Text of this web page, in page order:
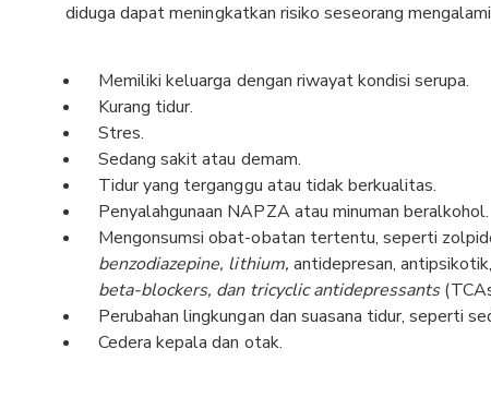
diduga dapat meningkatkan risiko seseorang
Memiliki keluarga dengan riwayat kondisi serupa.
Kurang tidur.
Stres.
Sedang sakit atau demam.
Tidur yang terganggu atau tidak berkualitas.
Penyalahgunaan NAPZA atau minuman beralkohol.
Mengonsumsi obat-obatan tertentu, seperti
benzodiazepine, lithium, antidepresan, antipsikotik,
beta-blockers, dan tricyclic antidepressants
Perubahan lingkungan dan suasana tidur, seperti
Cedera kepala dan otak.